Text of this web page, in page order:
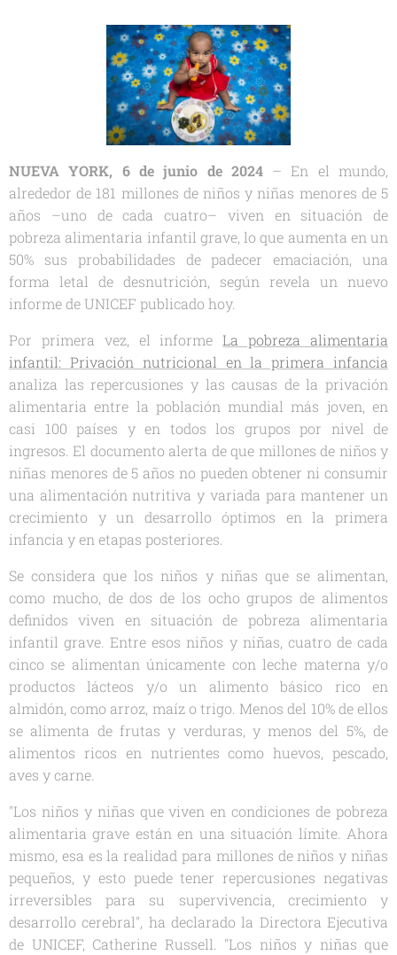
NUEVA YORK, 6 de junio de 2024– En el mundo,
alrededor de 181 millones de niños y niñas menores de 5
años –uno de cada cuatro– viven en situación de
pobreza alimentaria infantil grave, lo que aumenta en un
50% sus probabilidades de padecer emaciación, una
forma letal de desnutrición, según revela un nuevo
informe de UNICEF publicado hoy.
Por primera vez, el informe La pobreza alimentaria
infantil: Privación nutricional en la primera infancia
analiza las repercusiones y las causas de la privación
alimentaria entre la población mundial más joven, en
casi 100 países y en todos los grupos por nivel de
ingresos. El documento alerta de que millones de niños y
niñas menores de 5 años no pueden obtener ni consumir
una alimentación nutritiva y variada para mantener un
crecimiento y un desarrollo óptimos en la primera
infancia y en etapas posteriores.
Se considera que los niños y niñas que se alimentan,
como mucho, de dos de los ocho grupos de alimentos
definidos viven en situación de pobreza alimentaria
infantil grave. Entre esos niños y niñas, cuatro de cada
cinco se alimentan únicamente con leche materna y/o
productos lácteos y/o un alimento básico rico en
almidón, como arroz, maíz o trigo. Menos del 10% de ellos
se alimenta de frutas y verduras, y menos del 5%, de
alimentos ricos en nutrientes como huevos, pescado,
aves y carne.
"Los niños y niñas que viven en condiciones de pobreza
alimentaria grave están en una situación límite. Ahora
mismo, esa es la realidad para millones de niños y niñas
pequeños, y esto puede tener repercusiones negativas
irreversibles para su supervivencia, crecimiento y
desarrollo cerebral", ha declarado la Directora Ejecutiva
de UNICEF, Catherine Russell. "Los niños y niñas que